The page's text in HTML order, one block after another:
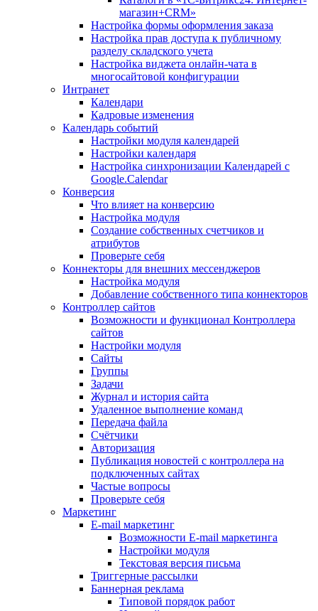
магазин+CRM»
Настройка формы оформления заказа
Настройка прав доступа к публичному
разделу складского учета
Настройка виджета онлайн-чата в
многосайтовой конфигурации
Интранет
Календари
Кадровые изменения
Календарь событий
Настройки модуля календарей
Настройки календаря
Настройка синхронизации Календарей с
Google.Calendar
Конверсия
Что влияет на конверсию
Настройка модуля
Создание собственных счетчиков и
атрибутов
Проверьте себя
Коннекторы для внешних мессенджеров
Настройка модуля
Добавление собственного типа коннекторов
Контроллер сайтов
Возможности и функционал Контроллера
сайтов
Настройки модуля
Сайты
Группы
Задачи
Журнал и история сайта
Удаленное выполнение команд
Передача файла
Счётчики
Авторизация
Публикация новостей с контроллера на
подключенных сайтах
Частые вопросы
Проверьте себя
Маркетинг
E-mail маркетинг
Возможности E-mail маркетинга
Настройки модуля
Текстовая версия письма
Триггерные рассылки
Баннерная реклама
Типовой порядок работ